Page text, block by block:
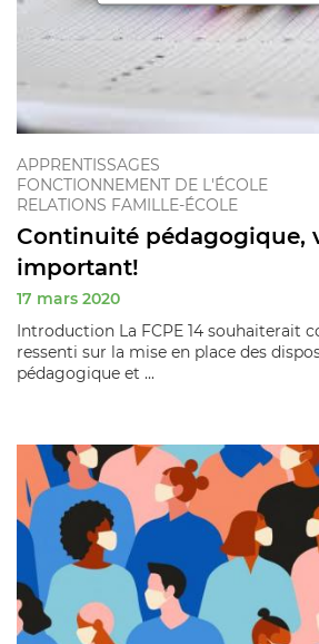
APPRENTISSAGES
FONCTIONNEMENT DE L'ÉCOLE
RELATIONS FAMILLE-ÉCOLE
Continuité pédagogique,
important!
17 mars 2020
Introduction La FCPE 14 souhaiterait
ressenti sur la mise en place des
pédagogique et ...